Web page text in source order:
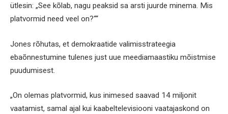
ütlesin: „See kõlab, nagu peaksid sa arsti juurde minema. Mis
platvormid need veel on?““
Jones rõhutas, et demokraatide valimisstrateegia
ebaõnnestumine tulenes just uue meediamaastiku mõistmise
puudumisest.
„On olemas platvormid, kus inimesed saavad 14 miljonit
vaatamist, samal ajal kui kaabeltelevisiooni vaatajaskond on